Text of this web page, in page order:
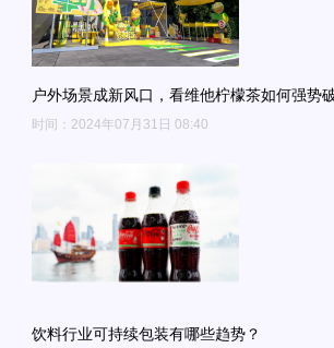
户外场景成新风口，看维他柠檬茶如何强势
时间：2024年07月31日 08:40
饮料行业可持续包装有哪些趋势？